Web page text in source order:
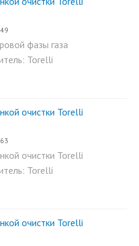
фазы газа
с бумажным...
Torelli
очистки Torelli
очистки Torelli
1 вход 1...
Torelli
очистки Torelli